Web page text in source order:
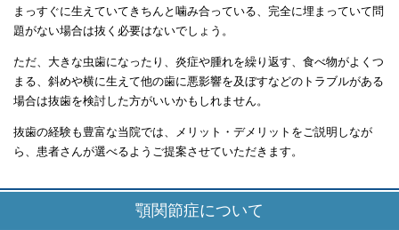
まっすぐに生えていてきちんと噛み合っている、完全に埋まっていて問
題がない場合は抜く必要はないでしょう。
ただ、大きな虫歯になったり、炎症や腫れを繰り返す、食べ物がよくつ
まる、斜めや横に生えて他の歯に悪影響を及ぼすなどのトラブルがある
場合は抜歯を検討した方がいいかもしれません。
抜歯の経験も豊富な当院では、メリット・デメリットをご説明しなが
ら、患者さんが選べるようご提案させていただきます。
顎関節症について